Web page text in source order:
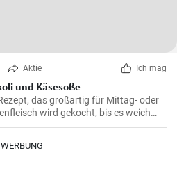
Aktie Ich mag
und Käsesoße
das großartig für Mittag- oder
wird gekocht, bis es weich
und Käsesoße hinzugefügt. Dieses
WERBUNG